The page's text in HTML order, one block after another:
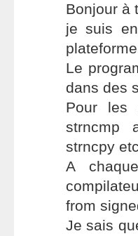
Bonjour à
je suis
Le
dans des
Pour les
strncmp
strncpy
A
from
Je sais